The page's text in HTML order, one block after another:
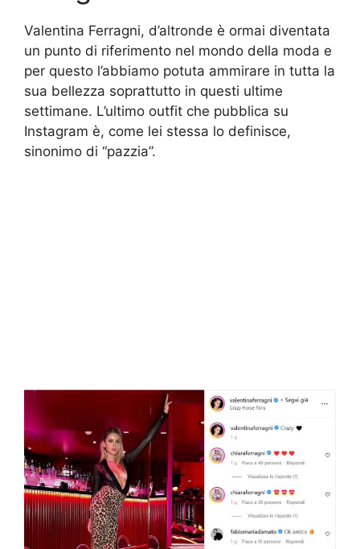
Valentina Ferragni, d’altronde è ormai diventata
un punto di riferimento nel mondo della moda e
per questo l’abbiamo potuta ammirare in tutta la
sua bellezza soprattutto in questi ultime
settimane. L’ultimo outfit che pubblica su
Instagram è, come lei stessa lo definisce,
sinonimo di “pazzia”.